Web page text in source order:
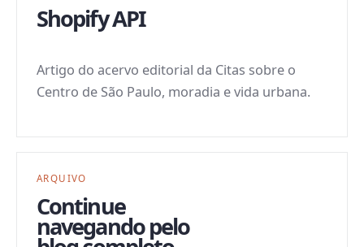
Shopify API
Artigo do acervo editorial da Citas sobre o
Centro de São Paulo, moradia e vida urbana.
ARQUIVO
Continue
navegando pelo